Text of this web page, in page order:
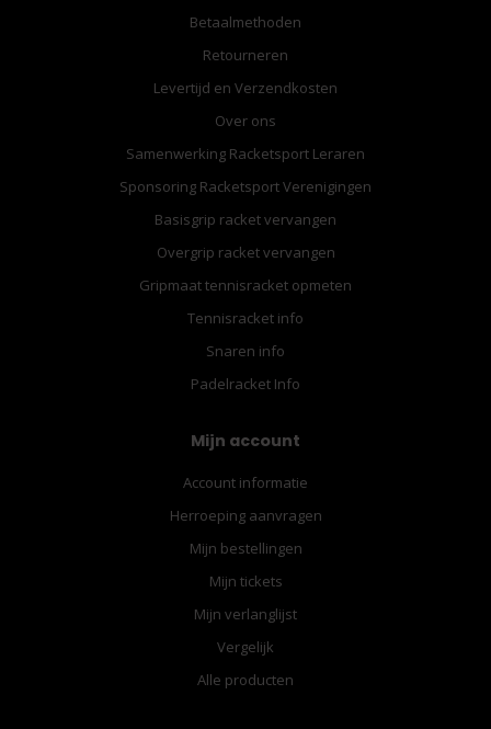
Betaalmethoden
Retourneren
Levertijd en Verzendkosten
Over ons
Samenwerking Racketsport Leraren
Sponsoring Racketsport Verenigingen
Basisgrip racket vervangen
Overgrip racket vervangen
Gripmaat tennisracket opmeten
Tennisracket info
Snaren info
Padelracket Info
Mijn account
Account informatie
Herroeping aanvragen
Mijn bestellingen
Mijn tickets
Mijn verlanglijst
Vergelijk
Alle producten